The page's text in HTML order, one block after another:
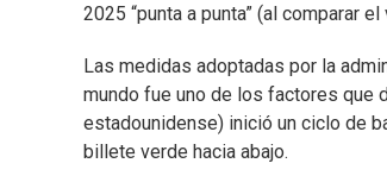
2025 “punta a punta” (al comparar
Las medidas adoptadas por la
mundo fue uno de los factores que
estadounidense) inició un ciclo de
billete verde hacia abajo.